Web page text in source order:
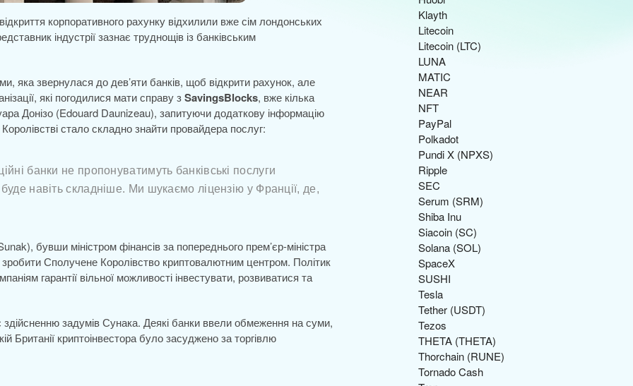
корпоративного рахунку відхилили вже сім лондонських
індустрії зазнає труднощів із банківським
яка звернулася до дев’яти банків, щоб відкрити рахунок, але
які погодилися мати справу зSavingsBlocks, вже кілька
Донізо (Edouard Daunizeau), запитуючи додаткову інформацію
стало складно знайти провайдера послуг:
банки не пропонуватимуть банківські послуги
навіть складніше. Ми шукаємо ліцензію у Франції, де,
бувши міністром фінансів за попереднього прем’єр-міністра
Сполучене Королівство криптовалютним центром. Політик
гарантії вільної можливості інвестувати, розвиватися та
задумів Сунака. Деякі банки ввели обмеження на суми,
Британії криптоінвестора було засуджено за торгівлю
Klayth
Litecoin
Litecoin (LTC)
LUNA
MATIC
NEAR
NFT
PayPal
Polkadot
Pundi X (NPXS)
Ripple
SEC
Serum (SRM)
Shiba Inu
Siacoin (SC)
Solana (SOL)
SpaceX
SUSHI
Tesla
Tether (USDT)
Tezos
THETA (THETA)
Thorchain (RUNE)
Tornado Cash